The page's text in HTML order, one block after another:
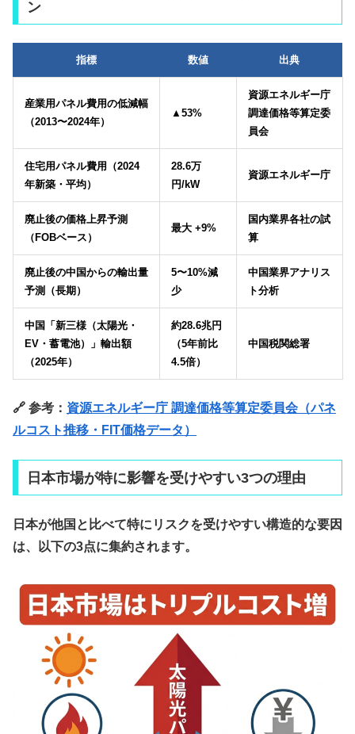
ン
指標 数値 出典
産業用パネル費用の低減幅
（2013〜2024年）
▲53%
資源エネルギー庁
調達価格等算定委
員会
住宅用パネル費用（2024
年新築・平均）
28.6万
円/kW
資源エネルギー庁
廃止後の価格上昇予測
（FOBベース）
最大 +9%
国内業界各社の試
算
廃止後の中国からの輸出量
予測（長期）
5〜10%減
少
中国業界アナリス
ト分析
中国「新三様（太陽光・
EV・蓄電池）」輸出額
（2025年）
約28.6兆円
（5年前比
4.5倍）
中国税関総署
🔗 参考： 資源エネルギー庁 調達価格等算定委員会（パネ
ルコスト推移・FIT価格データ）
日本市場が特に影響を受けやすい3つの理由
日本が他国と比べて特にリスクを受けやすい構造的な要因
は、以下の3点に集約されます。